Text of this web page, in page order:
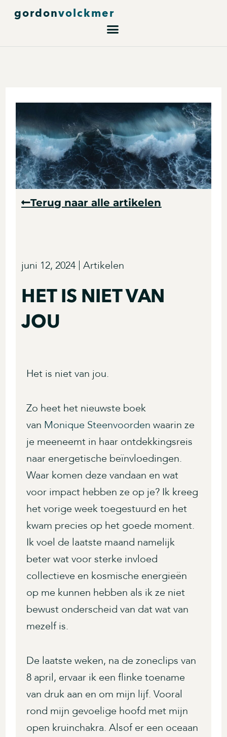
gordonvolckmer
Terug naar alle artikelen
juni 12, 2024 Artikelen
HET IS NIET VAN
JOU
Het is niet van jou.
Zo heet het nieuwste boek
van Monique Steenvoorden waarin ze
je meeneemt in haar ontdekkingsreis
naar energetische beïnvloedingen.
Waar komen deze vandaan en wat
voor impact hebben ze op je? Ik kreeg
het vorige week toegestuurd en het
kwam precies op het goede moment.
Ik voel de laatste maand namelijk
beter wat voor sterke invloed
collectieve en kosmische energieën
op me kunnen hebben als ik ze niet
bewust onderscheid van dat wat van
mezelf is.
De laatste weken, na de zoneclips van
8 april, ervaar ik een flinke toename
van druk aan en om mijn lijf. Vooral
rond mijn gevoelige hoofd met mijn
open kruinchakra. Alsof er een oceaan